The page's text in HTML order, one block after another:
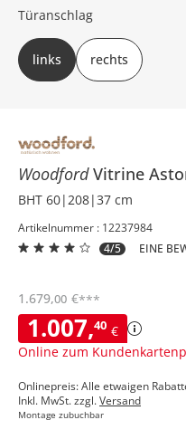
WoodfordVitrine
BHT 60|208|37 cm
Artikelnummer : 12237984
4/5
EINE
1.007,40 €
Online zum
1.679,00 €***
Onlinepreis: Alle etwaigen
Inkl. MwSt. zzgl.Versand
Montage zubuchbar
Türanschlag
links rechts